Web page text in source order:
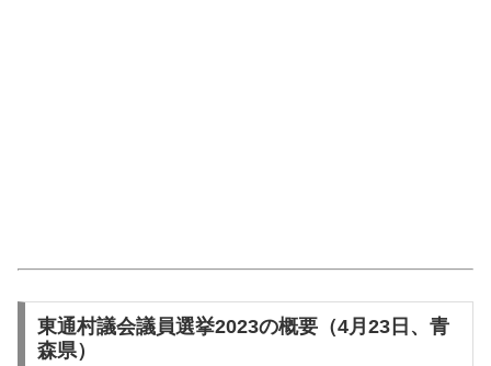
東通村議会議員選挙2023の概要（4月23日、青
森県）